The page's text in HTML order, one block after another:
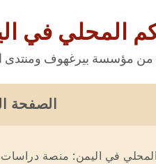
المحلي في
مؤسسة بيرغهوف ومنتدى
الصفحة
في اليمن: منصة